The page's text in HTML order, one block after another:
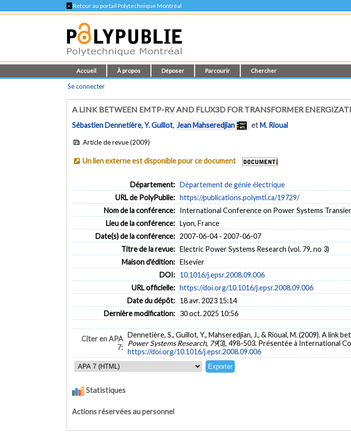
< Retour au portail Polytechnique Montréal
Accueil À propos Déposer Parcourir Chercher
Se connecter
A LINK BETWEEN EMTP-RV AND FLUX3D FOR TRANSFORMER
Sébastien Dennetière,Y. Guillot, Jean Mahseredjian etM. Rioual
Article de revue (2009)
Un lien externe est disponible pour ce document
Département: Département de génie électrique
URL de PolyPublie: https://publications.polymtl.ca/19729/
Nom de la conférence: International Conference on Power Systems
Lieu de la conférence: Lyon, France
Date(s) de la conférence: 2007-06-04 - 2007-06-07
Titre de la revue: Electric Power Systems Research (vol. 79, no 3)
Maison d'édition: Elsevier
DOI: 10.1016/j.epsr.2008.09.006
URL officielle: https://doi.org/10.1016/j.epsr.2008.09.006
Date du dépôt: 18 avr. 2023 15:14
Dernière modification: 30 oct. 2025 10:56
Citer en APA
7:
Dennetière, S., Guillot, Y., Mahseredjian, J., & Rioual, M. (2009). A
Power Systems Research, 79(3), 498-503. Présentée à International
https://doi.org/10.1016/j.epsr.2008.09.006
Statistiques
Actions réservées au personnel